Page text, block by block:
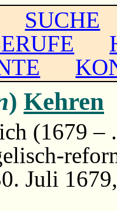
SUCHE
) Kehren
(1679 –
Juli